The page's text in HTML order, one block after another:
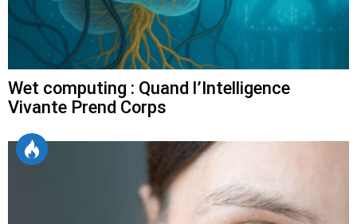
Wet computing : Quand l’Intelligence
Vivante Prend Corps